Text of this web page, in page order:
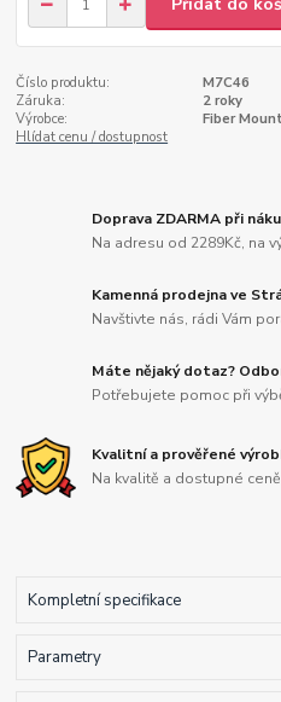
Číslo produktu:
M7C46
Záruka:
2 roky
Výrobce:
Fiber
Hlídat cenu / dostupnost
Doprava ZDARMA při
Na adresu od 2289Kč, na
Kamenná prodejna ve
Navštivte nás, rádi Vám
Máte nějaký dotaz?
Potřebujete pomoc při
Kvalitní a prověřené
Na kvalitě a dostupné
Kompletní specifikace
Parametry